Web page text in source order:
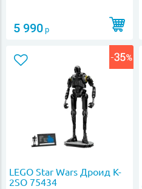
5 990 р
LEGO Star Wars Дроид K-
2SO 75434